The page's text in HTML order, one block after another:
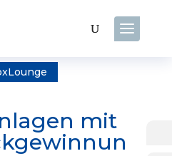
mit